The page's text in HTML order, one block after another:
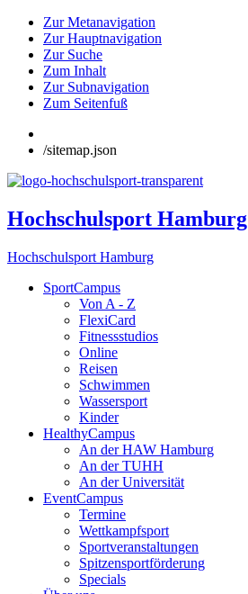
Zur Metanavigation
Zur Hauptnavigation
Zur Suche
Zum Inhalt
Zur Subnavigation
Zum Seitenfuß
/sitemap.json
Hochschulsport Hamburg
Hochschulsport Hamburg
SportCampus
Von A - Z
FlexiCard
Fitnessstudios
Online
Reisen
Schwimmen
Wassersport
Kinder
HealthyCampus
An der HAW Hamburg
An der TUHH
An der Universität
EventCampus
Termine
Wettkampfsport
Sportveranstaltungen
Spitzensportförderung
Specials